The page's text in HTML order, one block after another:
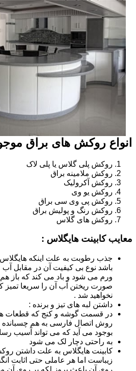
انواع روکش های براق
روکش پلی گلاس یا پلی لاک
روکش ملامینه براق
روکش آکرولیک
روکش یو وی
روکش پی وی سی براق
روکش رنگ و پولیش براق
روکش های گلاس
معایب کابینت هایگلاس :
جذب رطوبت به علت اینکه
باشد نوع بی کیفیت آن در مقابل
ورم می شود و باد می کند که باز
صورت ریختن آب آن را سریعا تمیز
نخواهید شد .
داشتن لبه های تیز و برنده :
در قسمت گوشه و کنج که قطعات
روش اتصال فارسی به هم
بوجود می آید که می تواند آسیب
به راحتی دچار لک می شود
کابینت هایگلاس به علت داشتن
زیباست اما هر عاملی حتی اثابت
روی آن باعث بروز لکه بر روی آن